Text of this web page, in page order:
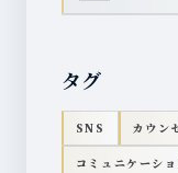
タグ
SNS カウン
コミュニケーシ